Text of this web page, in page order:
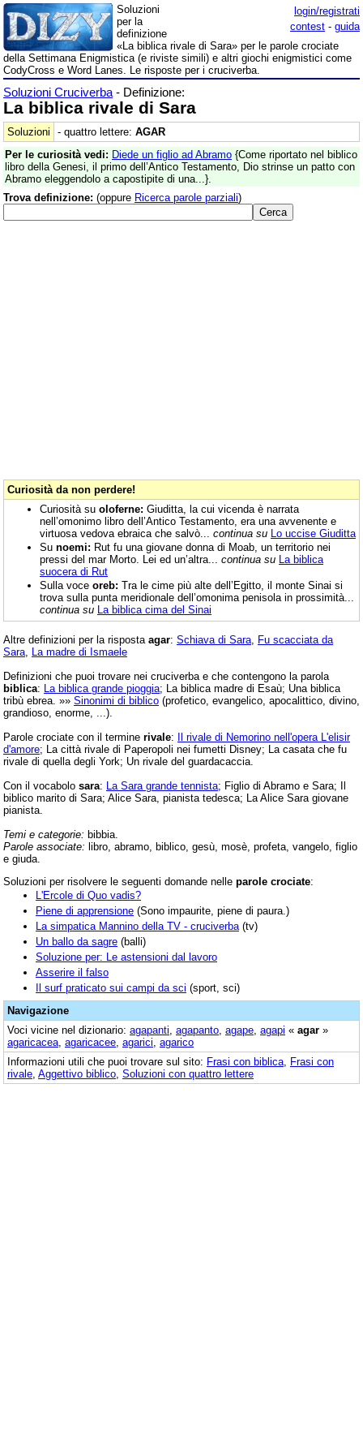
login/registrati
contest - guida
Soluzioni
per la
definizione
«La biblica rivale di Sara» per le parole crociate
della Settimana Enigmistica (e riviste simili) e altri giochi enigmistici come
CodyCross e Word Lanes. Le risposte per i cruciverba.
Soluzioni Cruciverba - Definizione:
La biblica rivale di Sara
Soluzioni - quattro lettere: AGAR
Per le curiosità vedi: Diede un figlio ad Abramo {Come riportato nel biblico
libro della Genesi, il primo dell’Antico Testamento, Dio strinse un patto con
Abramo eleggendolo a capostipite di una...}.
Trova definizione: (oppure Ricerca parole parziali)
Curiosità da non perdere!
Curiosità su oloferne: Giuditta, la cui vicenda è narrata
nell’omonimo libro dell’Antico Testamento, era una avvenente e
virtuosa vedova ebraica che salvò... continua su Lo uccise Giuditta
Su noemi: Rut fu una giovane donna di Moab, un territorio nei
pressi del mar Morto. Lei ed un’altra... continua su La biblica
suocera di Rut
Sulla voce oreb: Tra le cime più alte dell’Egitto, il monte Sinai si
trova sulla punta meridionale dell’omonima penisola in prossimità...
continua su La biblica cima del Sinai
Altre definizioni per la risposta agar: Schiava di Sara Fu scacciata da
Sara La madre di Ismaele
Definizioni che puoi trovare nei cruciverba e che contengono la parola
biblica: La biblica grande pioggia; La biblica madre di Esaù; Una biblica
tribù ebrea. »» Sinonimi di biblico (profetico, evangelico, apocalittico, divino,
grandioso, enorme, ...).
Parole crociate con il termine rivale: Il rivale di Nemorino nell'opera L'elisir
d'amore; La città rivale di Paperopoli nei fumetti Disney; La casata che fu
rivale di quella degli York; Un rivale del guardacaccia.
Con il vocabolo sara: La Sara grande tennista; Figlio di Abramo e Sara; Il
biblico marito di Sara; Alice Sara, pianista tedesca; La Alice Sara giovane
pianista.
Temi e categorie: bibbia.
Parole associate: libro, abramo, biblico, gesù, mosè, profeta, vangelo, figlio
e giuda.
Soluzioni per risolvere le seguenti domande nelle parole crociate:
L'Ercole di Quo vadis?
Piene di apprensione (Sono impaurite, piene di paura.)
La simpatica Mannino della TV - cruciverba (tv)
Un ballo da sagre (balli)
Soluzione per: Le astensioni dal lavoro
Asserire il falso
Il surf praticato sui campi da sci (sport, sci)
Navigazione
Voci vicine nel dizionario: agapanti agapanto agape agapi « agar »
agaricacea agaricacee agarici agarico
Informazioni utili che puoi trovare sul sito: Frasi con biblica Frasi con
rivale Aggettivo biblico Soluzioni con quattro lettere